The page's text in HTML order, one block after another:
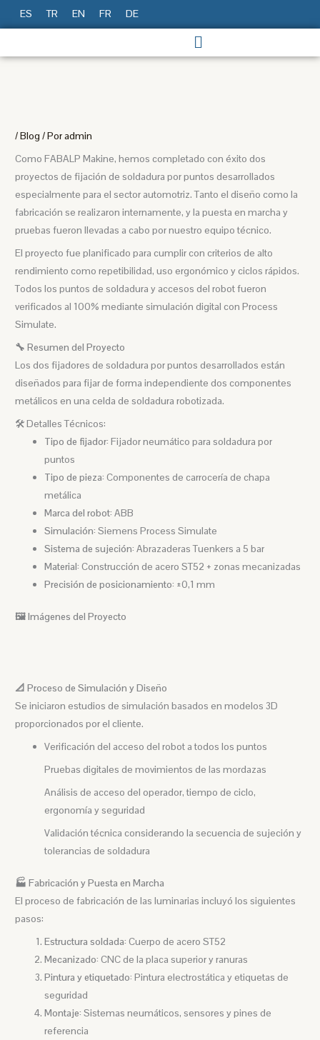
al
ES TR EN FR DE
/Blog / Poradmin
Como FABALP Makine, hemos completado con éxito dos
proyectos de fijación de soldadura por puntos desarrollados
especialmente para el sector automotriz. Tanto el diseño como la
fabricación se realizaron internamente, y la puesta en marcha y
pruebas fueron llevadas a cabo por nuestro equipo técnico.
El proyecto fue planificado para cumplir con criterios de alto
rendimiento como repetibilidad, uso ergonómico y ciclos rápidos.
Todos los puntos de soldadura y accesos del robot fueron
verificados al 100% mediante simulación digital con Process
Simulate.
🔧 Resumen del Proyecto
Los dos fijadores de soldadura por puntos desarrollados están
diseñados para fijar de forma independiente dos componentes
metálicos en una celda de soldadura robotizada.
🛠️ Detalles Técnicos:
Tipo de fijador: Fijador neumático para soldadura por
puntos
Tipo de pieza: Componentes de carrocería de chapa
metálica
Marca del robot: ABB
Simulación: Siemens Process Simulate
Sistema de sujeción: Abrazaderas Tuenkers a 5 bar
Material: Construcción de acero ST52 + zonas mecanizadas
Precisión de posicionamiento: ±0,1 mm
🖼️ Imágenes del Proyecto
📐 Proceso de Simulación y Diseño
Se iniciaron estudios de simulación basados en modelos 3D
proporcionados por el cliente.
Verificación del acceso del robot a todos los puntos
Pruebas digitales de movimientos de las mordazas
Análisis de acceso del operador, tiempo de ciclo,
ergonomía y seguridad
Validación técnica considerando la secuencia de sujeción y
tolerancias de soldadura
🏭 Fabricación y Puesta en Marcha
El proceso de fabricación de las luminarias incluyó los siguientes
pasos:
Estructura soldada: Cuerpo de acero ST52
Mecanizado: CNC de la placa superior y ranuras
Pintura y etiquetado: Pintura electrostática y etiquetas de
seguridad
Montaje: Sistemas neumáticos, sensores y pines de
referencia